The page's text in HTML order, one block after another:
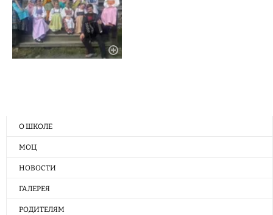
О ШКОЛЕ
МОЦ
НОВОСТИ
ГАЛЕРЕЯ
РОДИТЕЛЯМ